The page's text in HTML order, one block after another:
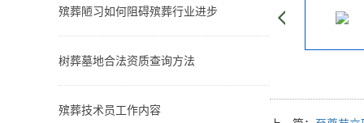
殡葬陋习如何阻碍殡葬行业进步
树葬墓地合法资质查询方法
殡葬技术员工作内容